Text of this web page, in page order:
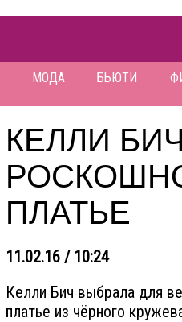
МОДА БЬЮТИ
КЕЛЛИ
ПЛАТЬЕ
11.02.16 / 10:24
Келли Бич выбрала для
платье из чёрного